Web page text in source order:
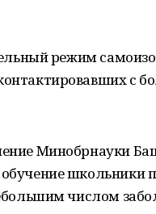
режим
с
Минобрнауки
школьники
числом